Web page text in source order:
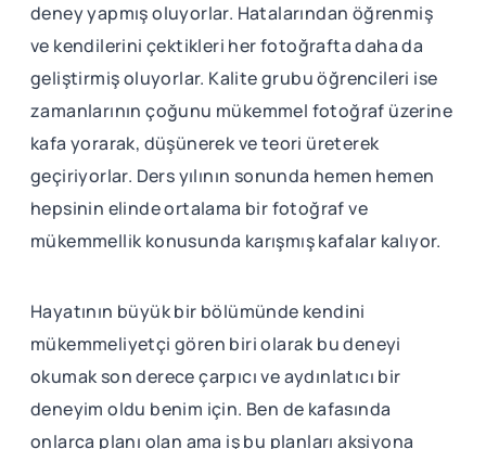
deney yapmış oluyorlar. Hatalarından öğrenmiş
ve kendilerini çektikleri her fotoğrafta daha da
geliştirmiş oluyorlar. Kalite grubu öğrencileri ise
zamanlarının çoğunu mükemmel fotoğraf üzerine
kafa yorarak, düşünerek ve teori üreterek
geçiriyorlar. Ders yılının sonunda hemen hemen
hepsinin elinde ortalama bir fotoğraf ve
mükemmellik konusunda karışmış kafalar kalıyor.
Hayatının büyük bir bölümünde kendini
mükemmeliyetçi gören biri olarak bu deneyi
okumak son derece çarpıcı ve aydınlatıcı bir
deneyim oldu benim için. Ben de kafasında
onlarca planı olan ama iş bu planları aksiyona